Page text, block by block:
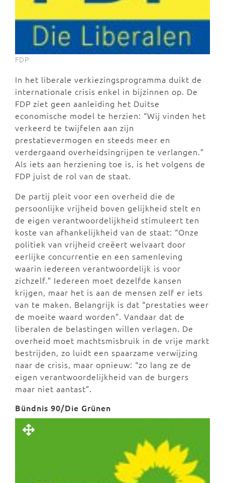
FDP
In het liberale verkiezingsprogramma duikt de
internationale crisis enkel in bijzinnen op. De
FDP ziet geen aanleiding het Duitse
economische model te herzien: “Wij vinden het
verkeerd te twijfelen aan zijn
prestatievermogen en steeds meer en
verdergaand overheidsingrijpen te verlangen.”
Als iets aan herziening toe is, is het volgens de
FDP juist de rol van de staat.
De partij pleit voor een overheid die de
persoonlijke vrijheid boven gelijkheid stelt en
de eigen verantwoordelijkheid stimuleert ten
koste van afhankelijkheid van de staat: “Onze
politiek van vrijheid creëert welvaart door
eerlijke concurrentie en een samenleving
waarin iedereen verantwoordelijk is voor
zichzelf.” Iedereen moet dezelfde kansen
krijgen, maar het is aan de mensen zelf er iets
van te maken. Belangrijk is dat “prestaties weer
de moeite waard worden”. Vandaar dat de
liberalen de belastingen willen verlagen. De
overheid moet machtsmisbruik in de vrije markt
bestrijden, zo luidt een spaarzame verwijzing
naar de crisis, maar opnieuw: “zo lang ze de
eigen verantwoordelijkheid van de burgers
maar niet aantast”.
Bündnis 90/Die Grünen